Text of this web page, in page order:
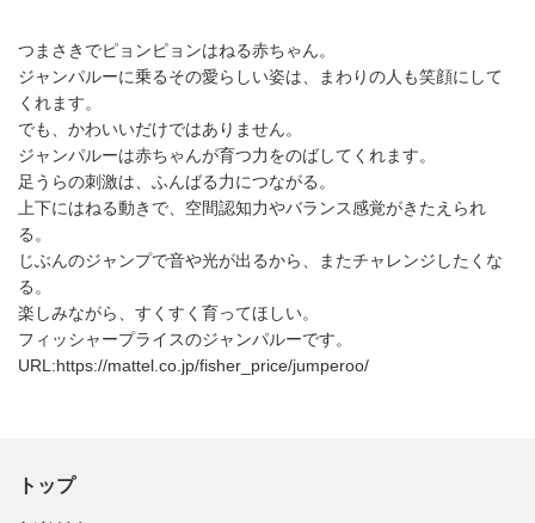
つまさきでピョンピョンはねる赤ちゃん。
ジャンパルーに乗るその愛らしい姿は、まわりの人も笑顔にして
くれます。
でも、かわいいだけではありません。
ジャンパルーは赤ちゃんが育つ力をのばしてくれます。
足うらの刺激は、ふんばる力につながる。
上下にはねる動きで、空間認知力やバランス感覚がきたえられ
る。
じぶんのジャンプで音や光が出るから、またチャレンジしたくな
る。
楽しみながら、すくすく育ってほしい。
フィッシャープライスのジャンパルーです。
URL:https://mattel.co.jp/fisher_price/jumperoo/
トップ